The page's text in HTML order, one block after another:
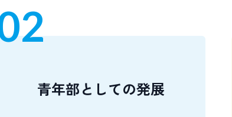
青年部としての発展